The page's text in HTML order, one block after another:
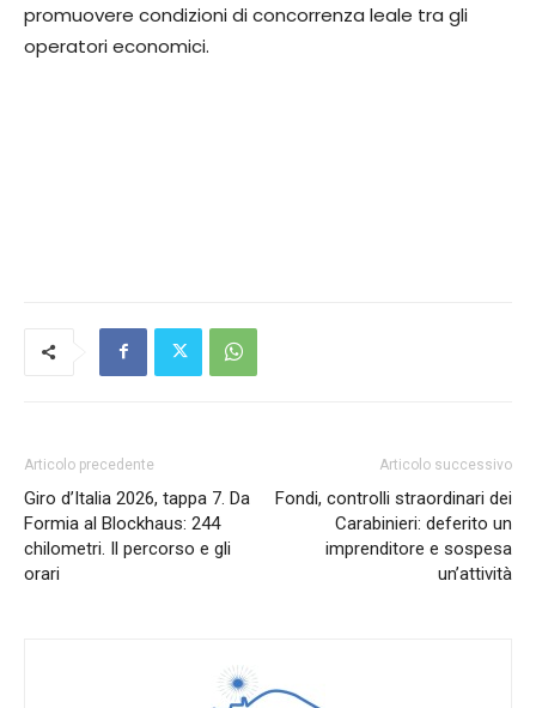
promuovere condizioni di concorrenza leale tra gli
operatori economici.
Articolo precedente
Giro d’Italia 2026, tappa 7. Da
Formia al Blockhaus: 244
chilometri. Il percorso e gli
orari
Articolo successivo
Fondi, controlli straordinari dei
Carabinieri: deferito un
imprenditore e sospesa
un’attività